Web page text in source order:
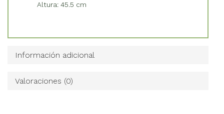
Altura: 45.5 cm
Información adicional
Valoraciones (0)